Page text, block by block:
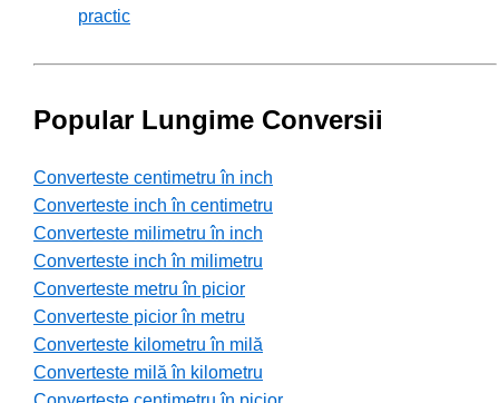
practic
Popular Lungime Conversii
Converteste centimetru în inch
Converteste inch în centimetru
Converteste milimetru în inch
Converteste inch în milimetru
Converteste metru în picior
Converteste picior în metru
Converteste kilometru în milă
Converteste milă în kilometru